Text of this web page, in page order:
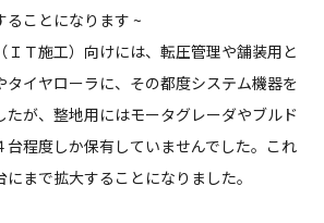
ることになります ~
ＩＴ施工）向けには、転圧管理や舗装用と
タイヤローラに、その都度システム機器を
たが、整地用にはモータグレーダやブルド
台程度しか保有していませんでした。これ
まで拡大することになりました。